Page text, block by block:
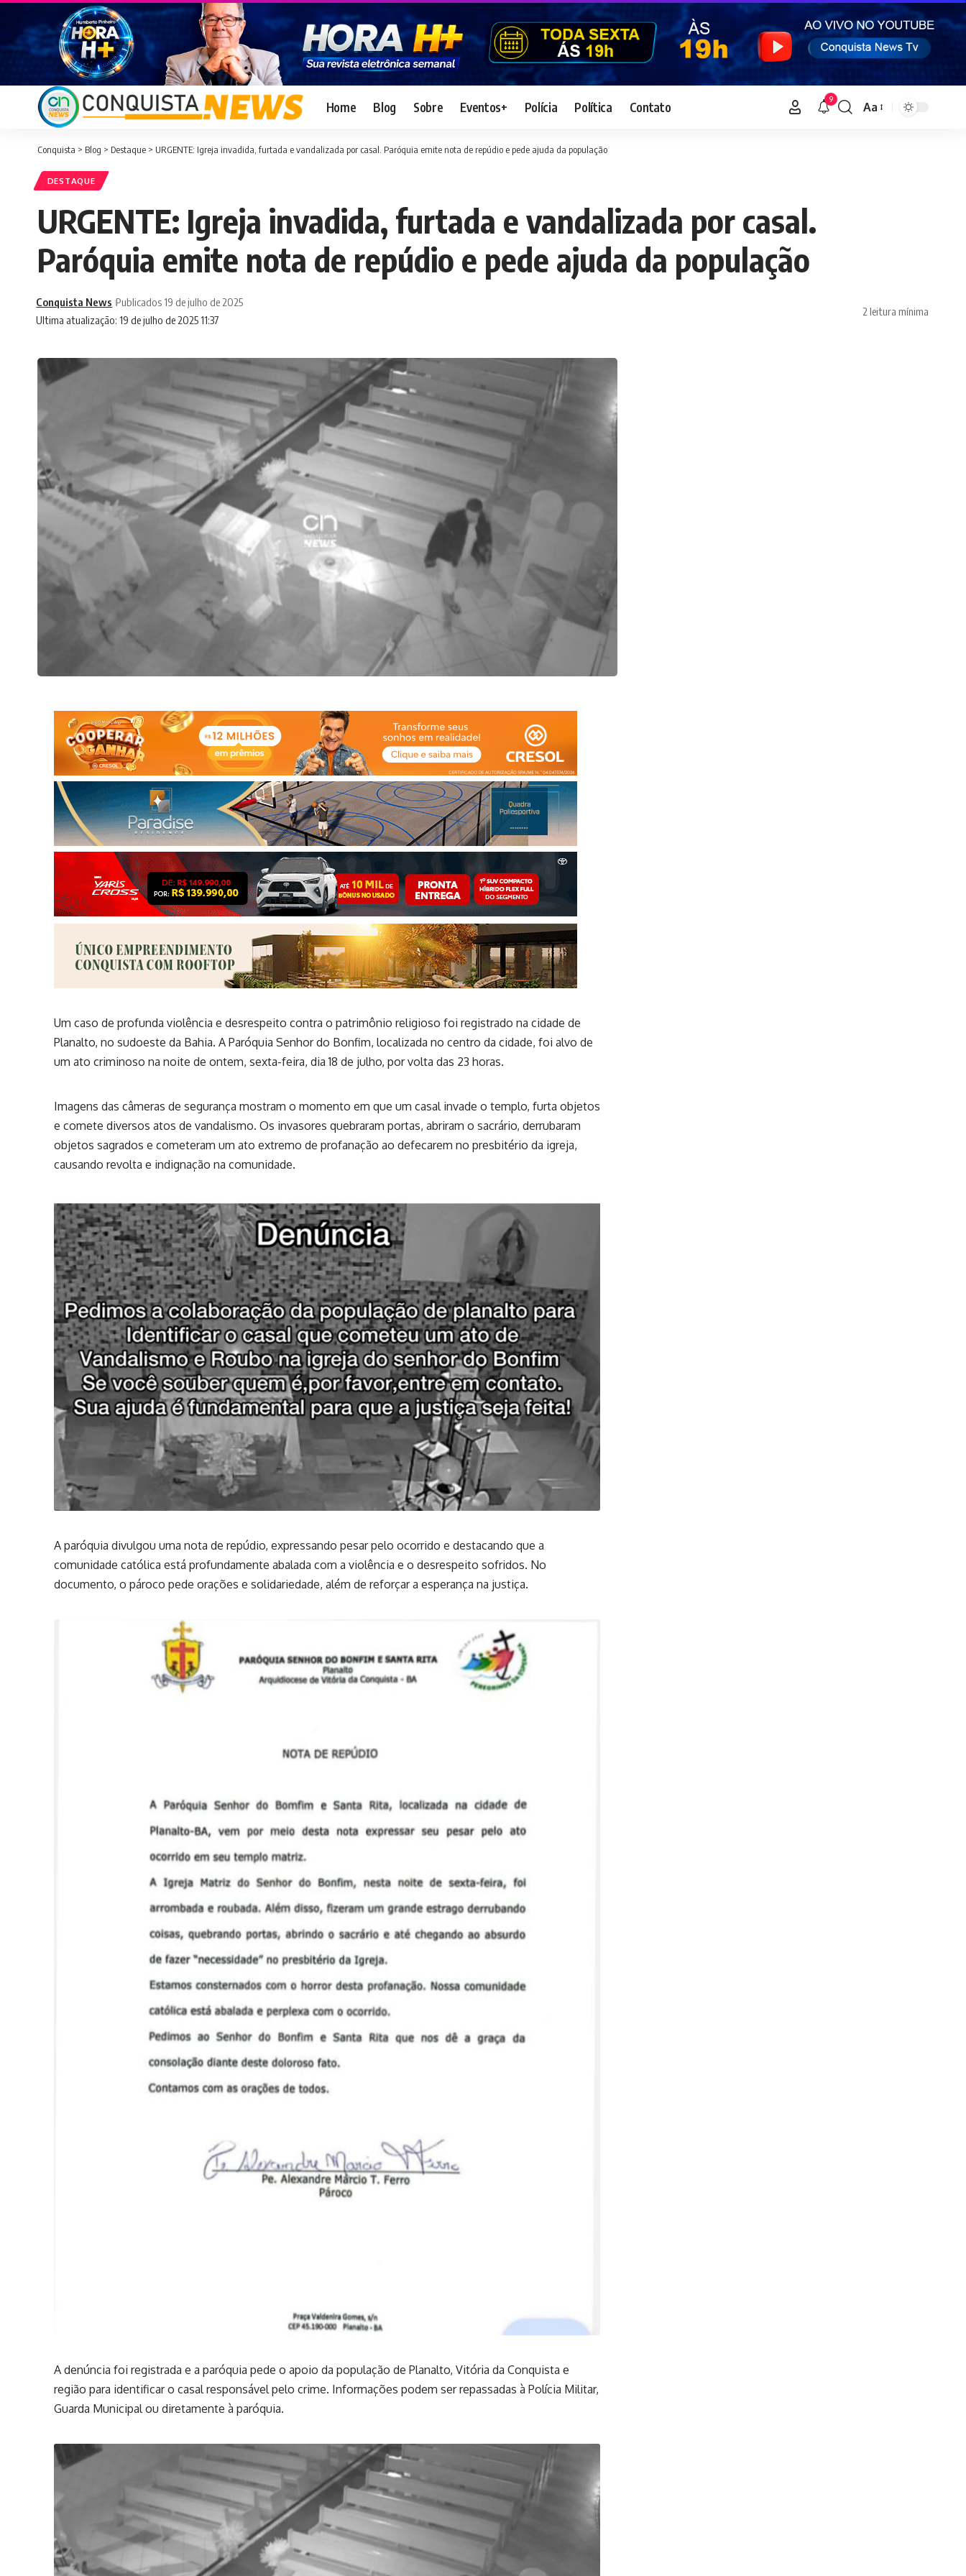
Home Blog Sobre Eventos+ Polícia Política Contato 9
Font
Aa
Conquista > Blog > Destaque > URGENTE: Igreja invadida, furtada e vandalizada por casal. Paróquia emite nota de repúdio e pede ajuda da população
DESTAQUE
URGENTE: Igreja invadida, furtada e vandalizada por casal.
Paróquia emite nota de repúdio e pede ajuda da população
Ultima atualização: 19 de julho de 2025 11:37
Conquista News Publicados 19 de julho de 2025
2 leitura mínima
Um caso de profunda violência e desrespeito contra o patrimônio religioso foi registrado na cidade de
Planalto, no sudoeste da Bahia. A Paróquia Senhor do Bonfim, localizada no centro da cidade, foi alvo de
um ato criminoso na noite de ontem, sexta-feira, dia 18 de julho, por volta das 23 horas.
Imagens das câmeras de segurança mostram o momento em que um casal invade o templo, furta objetos
e comete diversos atos de vandalismo. Os invasores quebraram portas, abriram o sacrário, derrubaram
objetos sagrados e cometeram um ato extremo de profanação ao defecarem no presbitério da igreja,
causando revolta e indignação na comunidade.
A paróquia divulgou uma nota de repúdio, expressando pesar pelo ocorrido e destacando que a
comunidade católica está profundamente abalada com a violência e o desrespeito sofridos. No
documento, o pároco pede orações e solidariedade, além de reforçar a esperança na justiça.
A denúncia foi registrada e a paróquia pede o apoio da população de Planalto, Vitória da Conquista e
região para identificar o casal responsável pelo crime. Informações podem ser repassadas à Polícia Militar,
Guarda Municipal ou diretamente à paróquia.